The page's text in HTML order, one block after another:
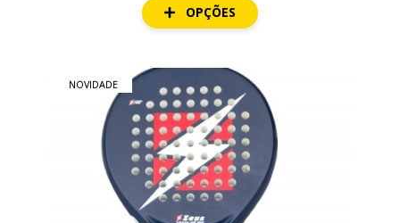
OPÇÕES
NOVIDADE